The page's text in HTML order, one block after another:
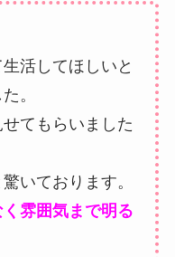
活してほしいと
。
てもらいました
驚いております。
雰囲気まで明る